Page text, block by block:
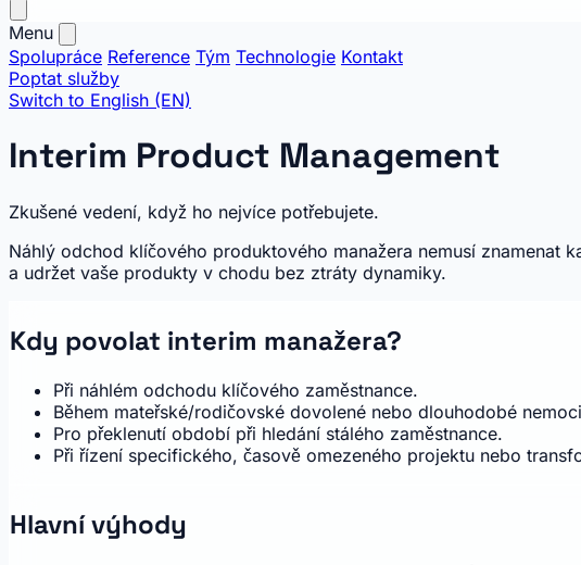
Menu
Spolupráce Reference Tým Technologie Kontakt
Poptat služby
Switch to English (EN)
Interim Product Management
Zkušené vedení, když ho nejvíce potřebujete.
Náhlý odchod klíčového produktového manažera nemusí znamenat
a udržet vaše produkty v chodu bez ztráty dynamiky.
Kdy povolat interim manažera?
Při náhlém odchodu klíčového zaměstnance.
Během mateřské/rodičovské dovolené nebo dlouhodobé
Pro překlenutí období při hledání stálého zaměstnance.
Při řízení specifického, časově omezeného projektu nebo
Hlavní výhody